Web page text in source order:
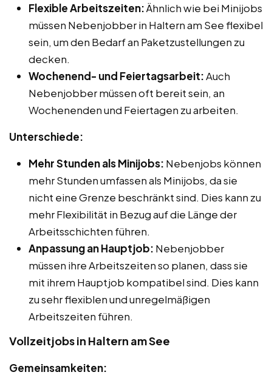
Flexible Arbeitszeiten:Ähnlich wie bei Minijobs
müssen Nebenjobber in Haltern am See flexibel
sein, um den Bedarf an Paketzustellungen zu
decken.
Wochenend- und Feiertagsarbeit:Auch
Nebenjobber müssen oft bereit sein, an
Wochenenden und Feiertagen zu arbeiten.
Unterschiede:
Mehr Stunden als Minijobs: Nebenjobs können
mehr Stunden umfassen als Minijobs, da sie
nicht eine Grenze beschränkt sind. Dies kann zu
mehr Flexibilität in Bezug auf die Länge der
Arbeitsschichten führen.
Anpassung an Hauptjob: Nebenjobber
müssen ihre Arbeitszeiten so planen, dass sie
mit ihrem Hauptjob kompatibel sind. Dies kann
zu sehr flexiblen und unregelmäßigen
Arbeitszeiten führen.
Vollzeitjobs in Haltern am See
Gemeinsamkeiten: